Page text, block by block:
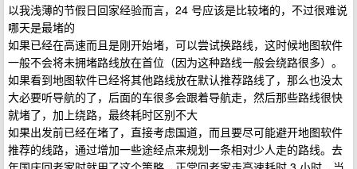
以我浅薄的节假日回家经验而言，24 号应该是比较堵的，不过很难说
哪天是最堵的
如果已经在高速而且是刚开始堵，可以尝试换路线，这时候地图软件
一般不会将未拥堵路线放在首位（因为这种路线一般会绕路很多）。
如果看到地图软件已经将其他路线放在默认推荐路线了，那么也没太
大必要听导航的了，后面的车很多会跟着导航走，然后那些路线很快
就堵了，加上绕路，最终耗时区别不大
如果出发前已经在堵了，直接考虑国道，而且要尽可能避开地图软件
推荐的线路，通过增加一些途经点来规划一条相对少人走的路线。去